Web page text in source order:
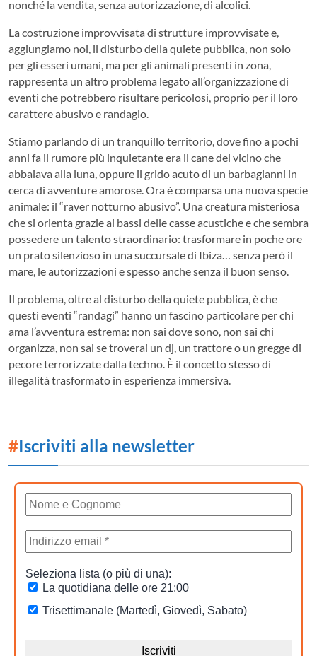
nonché la vendita, senza autorizzazione, di alcolici.
La costruzione improvvisata di strutture improvvisate e,
aggiungiamo noi, il disturbo della quiete pubblica, non solo
per gli esseri umani, ma per gli animali presenti in zona,
rappresenta un altro problema legato all’organizzazione di
eventi che potrebbero risultare pericolosi, proprio per il loro
carattere abusivo e randagio.
Stiamo parlando di un tranquillo territorio, dove fino a pochi
anni fa il rumore più inquietante era il cane del vicino che
abbaiava alla luna, oppure il grido acuto di un barbagianni in
cerca di avventure amorose. Ora è comparsa una nuova specie
animale: il “raver notturno abusivo”. Una creatura misteriosa
che si orienta grazie ai bassi delle casse acustiche e che sembra
possedere un talento straordinario: trasformare in poche ore
un prato silenzioso in una succursale di Ibiza… senza però il
mare, le autorizzazioni e spesso anche senza il buon senso.
Il problema, oltre al disturbo della quiete pubblica, è che
questi eventi “randagi” hanno un fascino particolare per chi
ama l’avventura estrema: non sai dove sono, non sai chi
organizza, non sai se troverai un dj, un trattore o un gregge di
pecore terrorizzate dalla techno. È il concetto stesso di
illegalità trasformato in esperienza immersiva.
#Iscriviti alla newsletter